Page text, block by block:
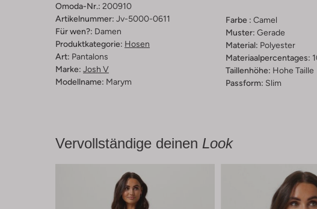
Omoda-Nr.: 200910
Artikelnummer: Jv-5000-0611
Für wen?: Damen
Produktkategorie: Hosen
Art: Pantalons
Marke: Josh V
Modellname: Marym
Farbe : Camel
Muster: Gerade
Material: Polyester
Materiaalpercentages:
Taillenhöhe: Hohe Taille
Passform: Slim
Vervollständige deinen Look